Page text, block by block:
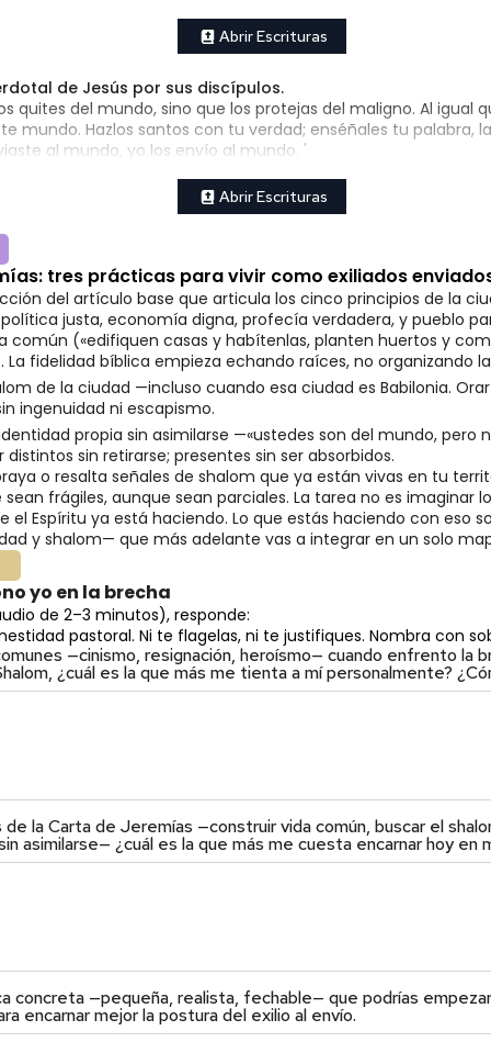
Abrir Escrituras
de Jesús por sus discípulos.
quites del mundo, sino que los protejas del maligno. Al igual
mundo. Hazlos santos con tu verdad; enséñales tu palabra,
al mundo, yo los envío al mundo. '
Abrir Escrituras
tres prácticas para vivir como exiliados
del artículo base que articula los cinco principios de la
justa, economía digna, profecía verdadera, y pueblo
común («edifiquen casas y habítenlas, planten huertos y
La fidelidad bíblica empieza echando raíces, no organizando
de la ciudad —incluso cuando esa ciudad es Babilonia.
ingenuidad ni escapismo.
propia sin asimilarse —«ustedes son del mundo, pero
distintos sin retirarse; presentes sin ser absorbidos.
o resalta señales de shalom que ya están vivas en tu
frágiles, aunque sean parciales. La tarea no es imaginar
el Espíritu ya está haciendo. Lo que estás haciendo con eso
y shalom— que más adelante vas a integrar en un solo
yo en la brecha
de 2–3 minutos), responde:
pastoral. Ni te flagelas, ni te justifiques. Nombra con
—cinismo, resignación, heroísmo— cuando enfrento la
¿cuál es la que más me tienta a mí personalmente?
la Carta de Jeremías —construir vida común, buscar el
asimilarse— ¿cuál es la que más me cuesta encarnar hoy en
concreta —pequeña, realista, fechable— que podrías
encarnar mejor la postura del exilio al envío.